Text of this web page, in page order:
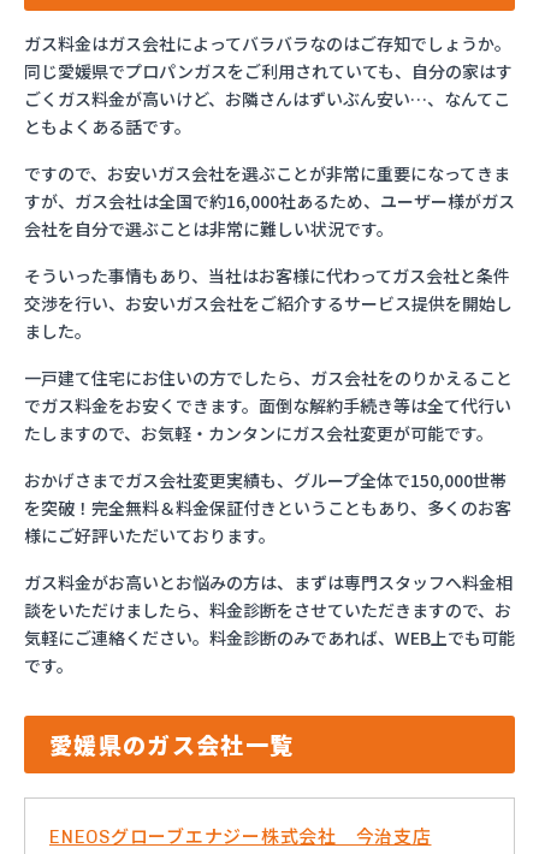
ガス料金はガス会社によってバラバラなのはご存知でしょうか。
同じ愛媛県でプロパンガスをご利用されていても、自分の家はす
ごくガス料金が高いけど、お隣さんはずいぶん安い…、なんてこ
ともよくある話です。
ですので、お安いガス会社を選ぶことが非常に重要になってきま
すが、ガス会社は全国で約16,000社あるため、ユーザー様がガス
会社を自分で選ぶことは非常に難しい状況です。
そういった事情もあり、当社はお客様に代わってガス会社と条件
交渉を行い、お安いガス会社をご紹介するサービス提供を開始し
ました。
一戸建て住宅にお住いの方でしたら、ガス会社をのりかえること
でガス料金をお安くできます。面倒な解約手続き等は全て代行い
たしますので、お気軽・カンタンにガス会社変更が可能です。
おかげさまでガス会社変更実績も、グループ全体で150,000世帯
を突破！完全無料＆料金保証付きということもあり、多くのお客
様にご好評いただいております。
ガス料金がお高いとお悩みの方は、まずは専門スタッフへ料金相
談をいただけましたら、料金診断をさせていただきますので、お
気軽にご連絡ください。料金診断のみであれば、WEB上でも可能
です。
愛媛県のガス会社一覧
ENEOSグローブエナジー株式会社 今治支店